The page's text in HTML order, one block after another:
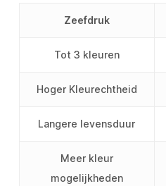
Zeefdruk
Tot 3 kleuren
Hoger Kleurechtheid
Langere levensduur
Meer kleur
mogelijkheden